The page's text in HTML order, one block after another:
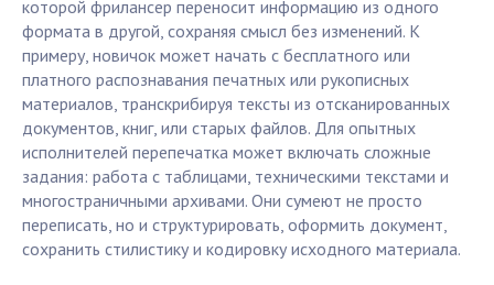
которой фрилансер переносит информацию из одного
формата в другой, сохраняя смысл без изменений. К
примеру, новичок может начать с бесплатного или
платного распознавания печатных или рукописных
материалов, транскрибируя тексты из отсканированных
документов, книг, или старых файлов. Для опытных
исполнителей перепечатка может включать сложные
задания: работа с таблицами, техническими текстами и
многостраничными архивами. Они сумеют не просто
переписать, но и структурировать, оформить документ,
сохранить стилистику и кодировку исходного материала.